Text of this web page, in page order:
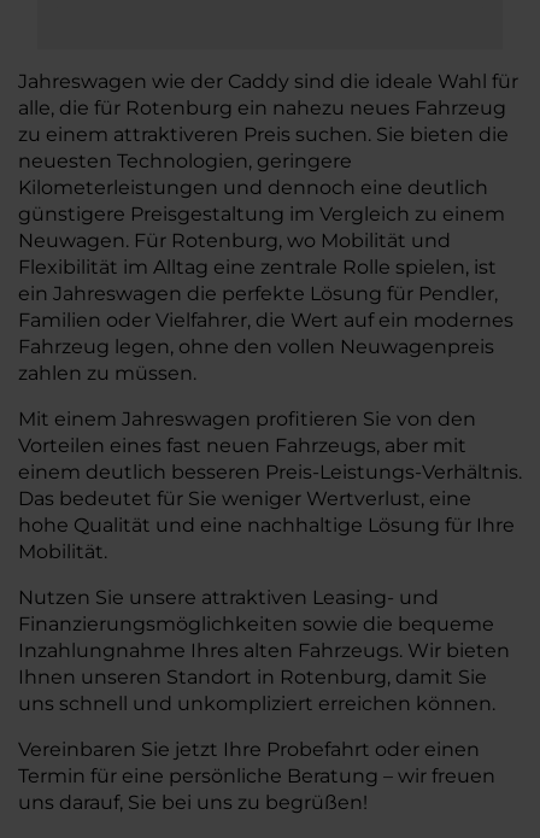
Jahreswagen wie der Caddy sind die ideale Wahl für
alle, die für Rotenburg ein nahezu neues Fahrzeug
zu einem attraktiveren Preis suchen. Sie bieten die
neuesten Technologien, geringere
Kilometerleistungen und dennoch eine deutlich
günstigere Preisgestaltung im Vergleich zu einem
Neuwagen. Für Rotenburg, wo Mobilität und
Flexibilität im Alltag eine zentrale Rolle spielen, ist
ein Jahreswagen die perfekte Lösung für Pendler,
Familien oder Vielfahrer, die Wert auf ein modernes
Fahrzeug legen, ohne den vollen Neuwagenpreis
zahlen zu müssen.
Mit einem Jahreswagen profitieren Sie von den
Vorteilen eines fast neuen Fahrzeugs, aber mit
einem deutlich besseren Preis-Leistungs-Verhältnis.
Das bedeutet für Sie weniger Wertverlust, eine
hohe Qualität und eine nachhaltige Lösung für Ihre
Mobilität.
Nutzen Sie unsere attraktiven Leasing- und
Finanzierungsmöglichkeiten sowie die bequeme
Inzahlungnahme Ihres alten Fahrzeugs. Wir bieten
Ihnen unseren Standort in Rotenburg, damit Sie
uns schnell und unkompliziert erreichen können.
Vereinbaren Sie jetzt Ihre Probefahrt oder einen
Termin für eine persönliche Beratung – wir freuen
uns darauf, Sie bei uns zu begrüßen!